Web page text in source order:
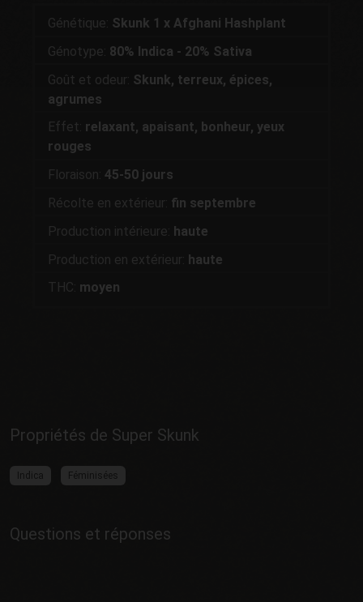
Génétique: Skunk 1 x Afghani Hashplant
Génotype: 80% Indica - 20% Sativa
Goût et odeur: Skunk, terreux, épices,
agrumes
Effet: relaxant, apaisant, bonheur, yeux
rouges
Floraison: 45-50 jours
Récolte en extérieur: fin septembre
Production intérieure: haute
Production en extérieur: haute
THC: moyen
Propriétés de Super Skunk
Indica Féminisées
Questions et réponses